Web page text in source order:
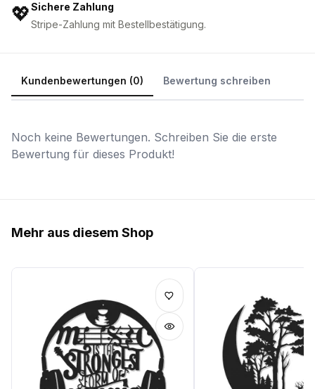
💖Sichere Zahlung
Stripe-Zahlung mit Bestellbestätigung.
Kundenbewertungen (0) Bewertung schreiben
Noch keine Bewertungen. Schreiben Sie die erste
Bewertung für dieses Produkt!
Mehr aus diesem Shop